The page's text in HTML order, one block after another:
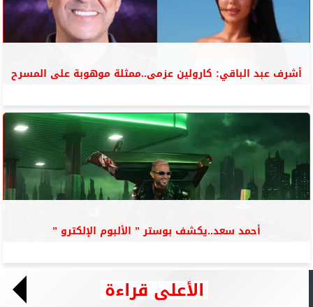
أشرف عبد الباقي: كارولين عزمى..ممثلة موهوبة على المسرح
أحمد سعد..يكشف بوستر ” الألبوم الإلكترو ”
الأعلى قراءة